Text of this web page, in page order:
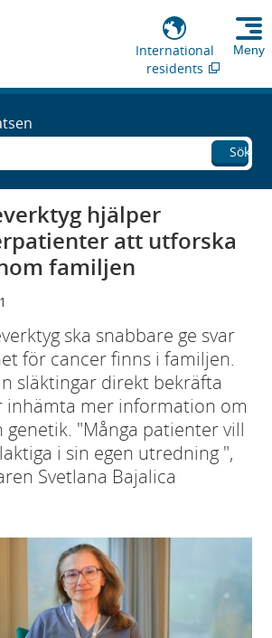
International
residents
Meny
Sök
hjälper
att utforska
familjen
ska snabbare ge svar
för cancer finns i familjen.
släktingar direkt bekräfta
inhämta mer information om
genetik. "Många patienter vill
i sin egen utredning ",
Svetlana Bajalica